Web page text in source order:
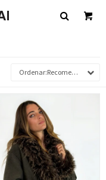
Recomendados